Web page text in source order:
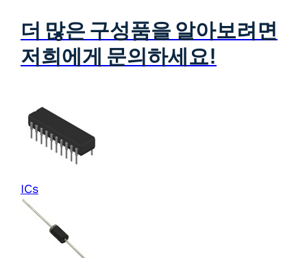
더 많은 구성품을 알아보려면
저희에게 문의하세요!
ICs